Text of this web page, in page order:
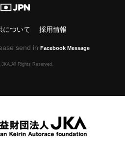
について 採用情報
send in Facebook Message
Rights Reserved.